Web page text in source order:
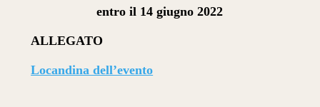
entro il 14 giugno 2022
ALLEGATO
Locandina dell’evento